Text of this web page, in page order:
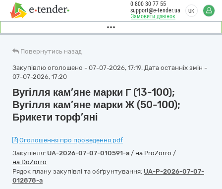
Замовити дзвінок
0 800 30 77 55
support@e-tender.ua
UK
Повернутись назад
Закупівлю оголошено - 07-07-2026, 17:19. Дата останніх змін -
07-07-2026, 17:20
Вугілля кам’яне марки Г (13-100);
Вугілля кам’яне марки Ж (50-100);
Брикети торф’яні
Оголошення про проведення.pdf
Закупівля: UA-2026-07-07-010591-a / на ProZorro /
на DoZorro
Рядок плану закупівлі та обґрунтування: UA-P-2026-07-07-
012878-a